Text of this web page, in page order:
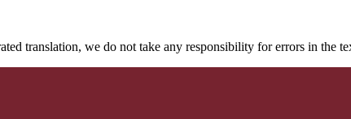
translation, we do not take any responsibility for errors in the